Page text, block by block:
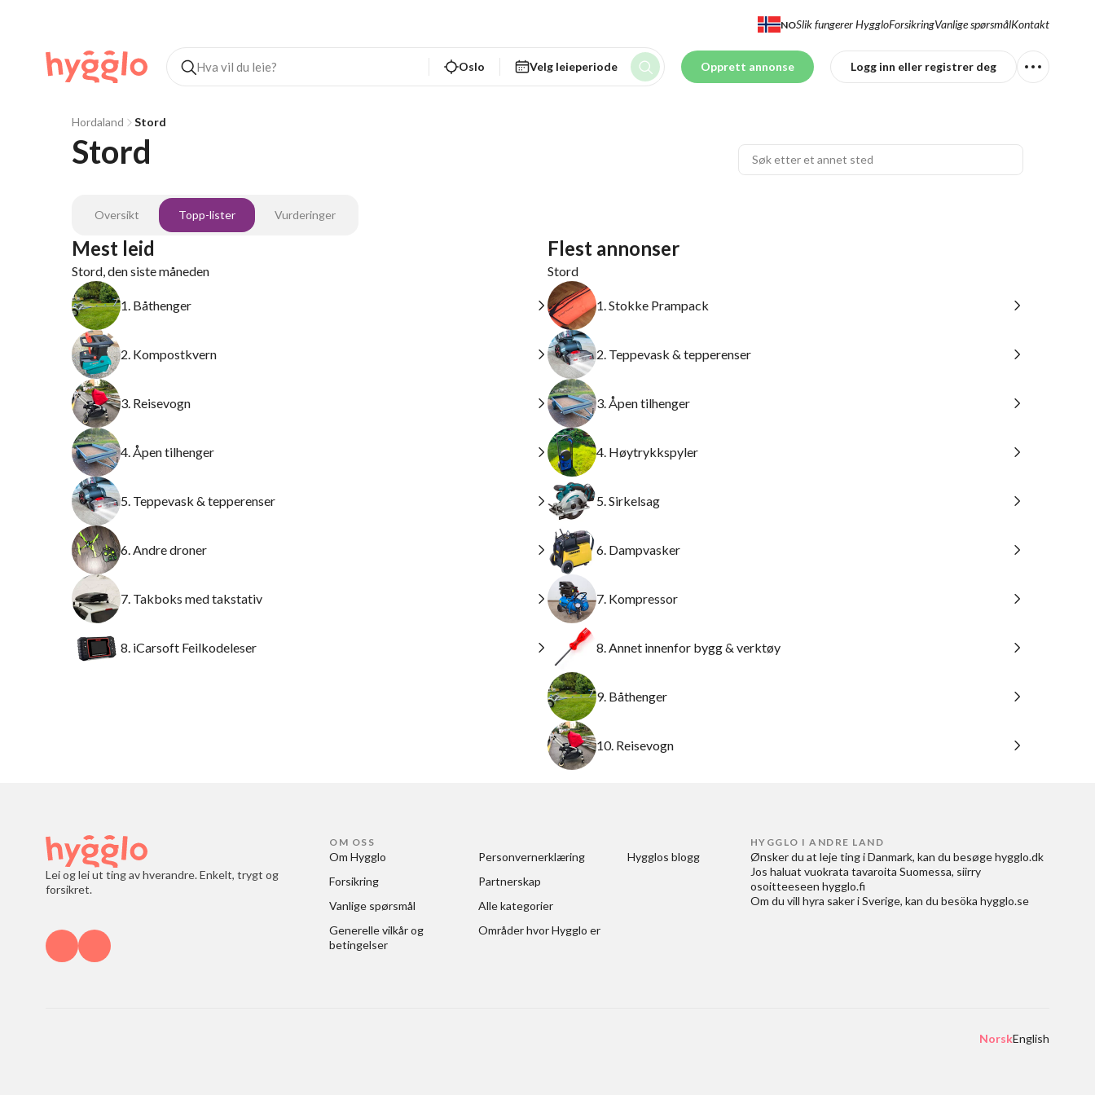
NOSlik fungerer HyggloForsikringVanlige spørsmålKontakt
Oslo Velg leieperiode Opprett annonse Logg inn eller registrer deg
Hordaland Stord
Stord
Oversikt Topp-lister Vurderinger
Mest leid
Stord, den siste måneden
1. Båthenger
2. Kompostkvern
3. Reisevogn
4. Åpen tilhenger
5. Teppevask & tepperenser
6. Andre droner
7. Takboks med takstativ
8. iCarsoft Feilkodeleser
Flest annonser
Stord
1. Stokke Prampack
2. Teppevask & tepperenser
3. Åpen tilhenger
4. Høytrykkspyler
5. Sirkelsag
6. Dampvasker
7. Kompressor
8. Annet innenfor bygg & verktøy
9. Båthenger
10. Reisevogn
Lei og lei ut ting av hverandre. Enkelt, trygt og
forsikret.
OM OSS
Om Hygglo
Forsikring
Vanlige spørsmål
Generelle vilkår og
betingelser
Personvernerklæring
Partnerskap
Alle kategorier
Områder hvor Hygglo er
Hygglos blogg
HYGGLO I ANDRE LAND
Ønsker du at leje ting i Danmark, kan du besøge hygglo.dk
Jos haluat vuokrata tavaroita Suomessa, siirry
osoitteeseen hygglo.fi
Om du vill hyra saker i Sverige, kan du besöka hygglo.se
NorskEnglish